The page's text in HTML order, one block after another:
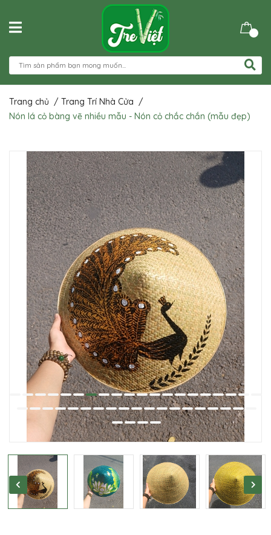
Trang chủ / Trang Trí Nhà Cửa /
Nón lá cỏ bàng vẽ nhiều mẫu - Nón cỏ chắc chắn (mẫu đẹp)